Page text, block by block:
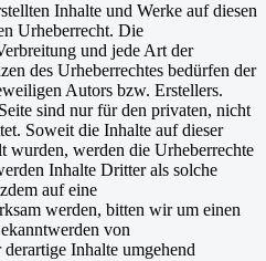
Inhalte und Werke auf diesen
Urheberrecht. Die
und jede Art der
des Urheberrechtes bedürfen der
Autors bzw. Erstellers.
sind nur für den privaten, nicht
Soweit die Inhalte auf dieser
wurden, werden die Urheberrechte
Inhalte Dritter als solche
auf eine
werden, bitten wir um einen
von
Inhalte umgehend